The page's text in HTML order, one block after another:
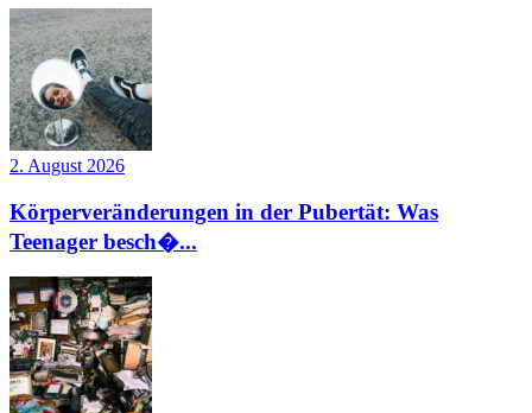
2. August 2026
Körperveränderungen in der Pubertät: Was
Teenager besch�...